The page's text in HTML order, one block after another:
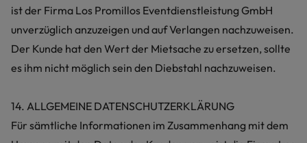
ist der Firma Los Promillos Eventdienstleistung GmbH
unverzüglich anzuzeigen und auf Verlangen nachzuweisen.
Der Kunde hat den Wert der Mietsache zu ersetzen, sollte
es ihm nicht möglich sein den Diebstahl nachzuweisen.
14. ALLGEMEINE DATENSCHUTZERKLÄRUNG
Für sämtliche Informationen im Zusammenhang mit dem